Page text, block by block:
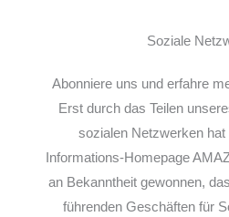
Soziale
Abonniere uns und erfahre
Erst durch das Teilen
sozialen Netzwerken
Informations-Homepage
an Bekanntheit gewonnen,
führenden Geschäften für